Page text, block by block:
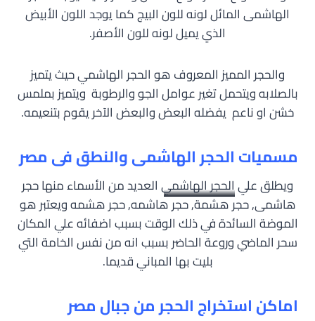
الهاشمى المائل لونه للون البيج كما يوجد اللون الأبيض
الذي يميل لونه للون الأصفر.
والحجر المميز المعروف هو الحجر الهاشمي حيث يتميز
بالصلابه ويتحمل تغير عوامل الجو والرطوبة ويتميز بملمس
خشن او ناعم يفضله البعض والبعض الآخر يقوم بتنعيمه.
مسميات الحجر الهاشمى والنطق فى مصر
ويطلق عليالحجر الهاشميالعديد من الأسماء منها حجر
هاشمى, حجر هشمة, حجر هاشمه, حجر هشمه ويعتبر هو
الموضة السائدة في ذلك الوقت بسبب اضفائه علي المكان
سحر الماضي وروعة الحاضر بسبب انه من نفس الخامة التي
بليت بها المباني قديما.
اماكن استخراج الحجر من جبال مصر